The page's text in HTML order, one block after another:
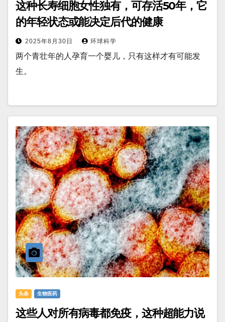
这种长寿细胞女性独有，可存活50年，它
的年轻状态或能决定后代的健康
2025年8月30日 环球科学
两个青壮年的人孕育一个婴儿，只有这样才有可能发
生。
头条 生物医药
这些人对所有病毒都免疫，这种超能力说